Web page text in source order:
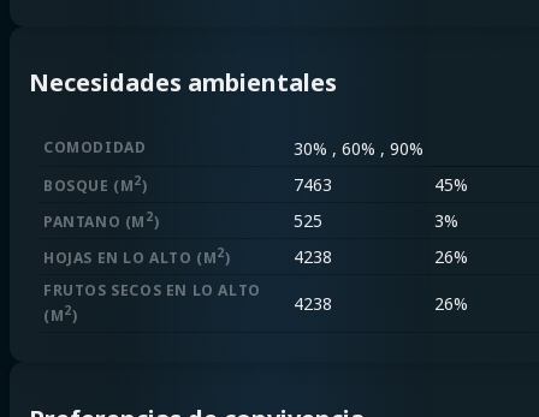
Necesidades ambientales
COMODIDAD 30% , 60% , 90%
BOSQUE (M2) 7463 45%
PANTANO (M 2) 525 3%
HOJAS EN LO ALTO (M2) 4238 26%
FRUTOS SECOS EN LO ALTO
(M2)
4238 26%